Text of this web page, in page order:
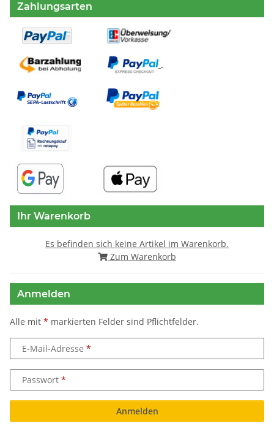
Zahlungsarten
Ihr Warenkorb
Es befinden sich keine Artikel im Warenkorb.
Zum Warenkorb
Anmelden
Alle mit * markierten Felder sind Pflichtfelder.
E-Mail-Adresse
Passwort
Anmelden